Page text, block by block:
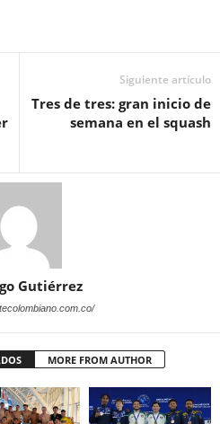
Siguiente artículo
Tres de tres: gran inicio de
semana en el squash
Gutiérrez
MORE FROM AUTHOR